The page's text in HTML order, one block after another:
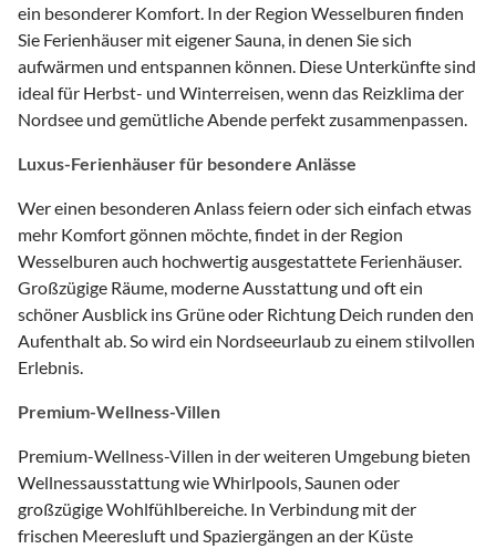
ein besonderer Komfort. In der Region Wesselburen finden
Sie Ferienhäuser mit eigener Sauna, in denen Sie sich
aufwärmen und entspannen können. Diese Unterkünfte sind
ideal für Herbst- und Winterreisen, wenn das Reizklima der
Nordsee und gemütliche Abende perfekt zusammenpassen.
Luxus-Ferienhäuser für besondere Anlässe
Wer einen besonderen Anlass feiern oder sich einfach etwas
mehr Komfort gönnen möchte, findet in der Region
Wesselburen auch hochwertig ausgestattete Ferienhäuser.
Großzügige Räume, moderne Ausstattung und oft ein
schöner Ausblick ins Grüne oder Richtung Deich runden den
Aufenthalt ab. So wird ein Nordseeurlaub zu einem stilvollen
Erlebnis.
Premium-Wellness-Villen
Premium-Wellness-Villen in der weiteren Umgebung bieten
Wellnessausstattung wie Whirlpools, Saunen oder
großzügige Wohlfühlbereiche. In Verbindung mit der
frischen Meeresluft und Spaziergängen an der Küste